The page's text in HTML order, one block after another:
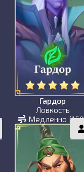
Гардор
Ловкость
Медленно